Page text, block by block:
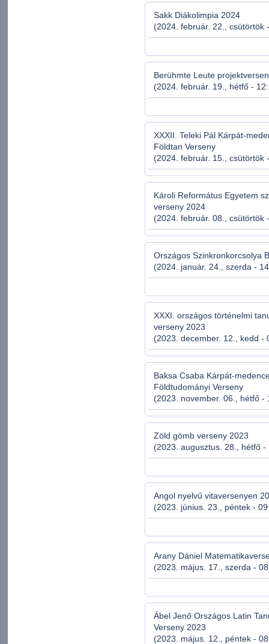
Sakk Diákolimpia 2024
(2024. február. 22., csütörtök
Berühmte Leute
(2024. február. 19., hétfő -
XXXII. Teleki Pál Kárpát-
Földtan Verseny
(2024. február. 15., csütörtök
Károli Református Egyetem
verseny 2024
(2024. február. 08., csütörtök
Országos Szinkronkorcsolya
(2024. január. 24., szerda -
XXXI. országos történelmi
verseny 2023
(2023. december. 12., kedd -
Baksa Csaba Kárpát-
Földtudományi Verseny
(2023. november. 06., hétfő -
Zöld gömb verseny 2023
(2023. augusztus. 28., hétfő -
Angol nyelvű vitaversenyen
(2023. június. 23., péntek -
Arany Dániel
(2023. május. 17., szerda -
Ábel Jenő Országos Latin
Verseny 2023
(2023. május. 12., péntek -